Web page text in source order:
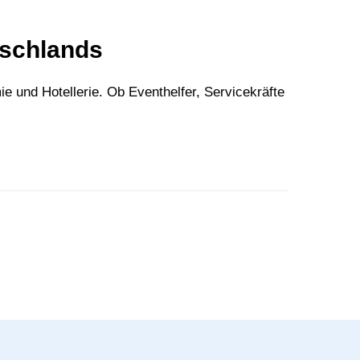
und Hotellerie. Ob Eventhelfer, Servicekräfte